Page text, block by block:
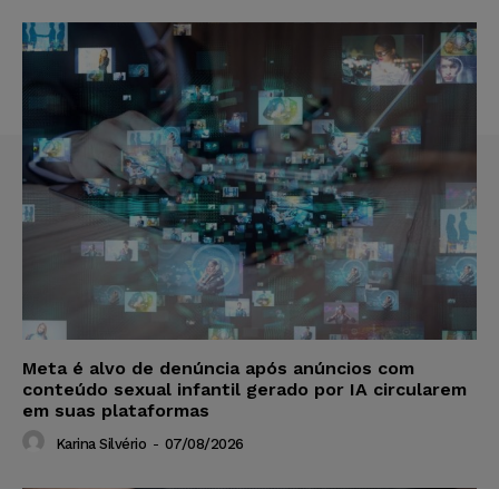
Meta é alvo de denúncia após anúncios com
conteúdo sexual infantil gerado por IA circularem
em suas plataformas
Karina Silvério - 07/08/2026